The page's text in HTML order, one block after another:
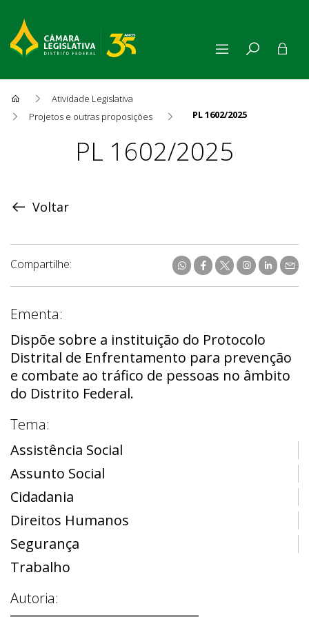
Atividade Legislativa
Projetos e outras proposições
PL 1602/2025
ProposiçãoPL 1602/2025
Voltar
Compartilhe:
Ementa:
Dispõe sobre a instituição do Protocolo
Distrital de Enfrentamento para prevenção
e combate ao tráfico de pessoas no âmbito
do Distrito Federal.
Tema:
Assistência Social
Assunto Social
Cidadania
Direitos Humanos
Segurança
Trabalho
Autoria: